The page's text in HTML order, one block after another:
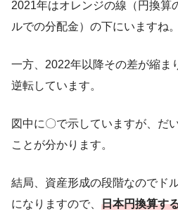
2021年はオレンジの線（円換算
ルでの分配金）の下にいますね。
一方、2022年以降その差が縮ま
逆転しています。
図中に〇で示していますが、だ
ことが分かります。
結局、資産形成の段階なのでド
になりますので、 日本円換算す